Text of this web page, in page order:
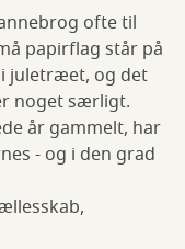
ofte til
papirflag står på
juletræet, og det
noget særligt.
år gammelt, har
- og i den grad